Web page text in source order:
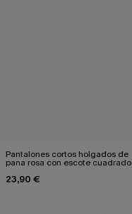
Pantalones cortos holgados de
pana rosa con escote cuadrado
23,90 €